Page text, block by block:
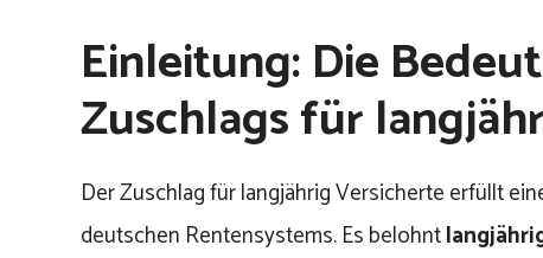
Einleitung: Die
Zuschlags für
Der Zuschlag für langjährig Versicherte erfüllt
deutschen Rentensystems. Es belohnt